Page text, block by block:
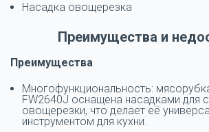
Насадка овощерезка
Преимущества и
Преимущества
Многофункциональность:
FW2640J оснащена насадками для
овощерезки, что делает её
инструментом для кухни.